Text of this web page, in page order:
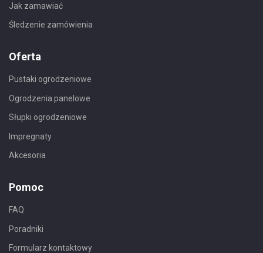
Jak zamawiać
Śledzenie zamówienia
Oferta
Pustaki ogrodzeniowe
Ogrodzenia panelowe
Słupki ogrodzeniowe
Impregnaty
Akcesoria
Pomoc
FAQ
Poradniki
Formularz kontaktowy